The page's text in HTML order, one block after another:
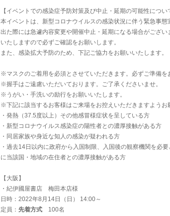
【イベントでの感染症予防対策及び中止・延期の可能性につい
本イベントは、新型コロナウイルスの感染状況に伴う緊急事
出た際には急遽内容変更や開催中止・延期になる場合がござ
いたしますので必ずご確認をお願いします。
また、感染拡大予防のため、下記ご協力をお願いいたします。
※マスクのご着用を必須とさせていただきます。必ずご準備を
※握手はご遠慮いただいております。ご了承くださいませ。
※うがい・手洗いの励行をお願いいたします。
※下記に該当するお客様はご来場をお控えいただきますようお
・発熱（37.5度以上）その他感冒様症状を呈している方
・新型コロナウイルス感染症の陽性者との濃厚接触がある方
・同居家族や身近な知人の感染が疑われる方
・過去14日以内に政府から入国制限、入国後の観察機関を必
に当該国・地域の在住者との濃厚接触がある方
【大阪】
・紀伊國屋書店 梅田本店様
日時：2022年8月14日（日） 14:00～
定員： 先着方式 100名